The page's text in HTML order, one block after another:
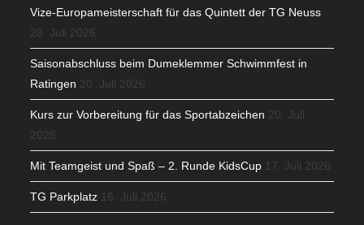
Vize-Europameisterschaft für das Quintett der TG Neuss
28. Juli 2026
Saisonabschluss beim Dumeklemmer Schwimmfest in
Ratingen 20. Juli 2026
Kurs zur Vorbereitung für das Sportabzeichen 20. Juli
2026
Mit Teamgeist und Spaß – 2. Runde KidsCup 17. Juli 2026
TG Parkplatz 16. Juli 2026